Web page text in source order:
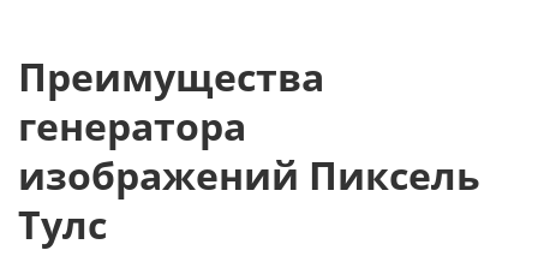
Преимущества
генератора
изображений Пиксель
Тулс